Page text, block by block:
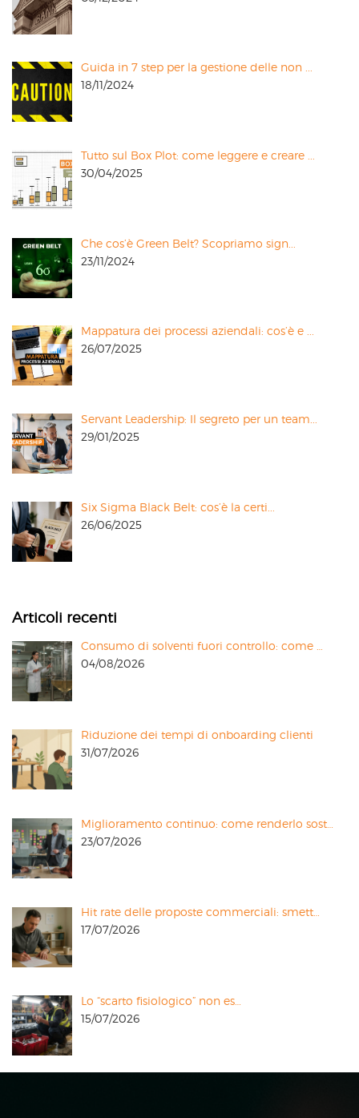
Guida in 7 step per la gestione delle non ...
18/11/2024
Tutto sul Box Plot: come leggere e creare ...
30/04/2025
Che cos’è Green Belt? Scopriamo sign...
23/11/2024
Mappatura dei processi aziendali: cos’è e ...
26/07/2025
Servant Leadership: Il segreto per un team...
29/01/2025
Six Sigma Black Belt: cos’è la certi...
26/06/2025
Articoli recenti
Consumo di solventi fuori controllo: come …
04/08/2026
Riduzione dei tempi di onboarding clienti
31/07/2026
Miglioramento continuo: come renderlo sost…
23/07/2026
Hit rate delle proposte commerciali: smett…
17/07/2026
Lo “scarto fisiologico” non es…
15/07/2026